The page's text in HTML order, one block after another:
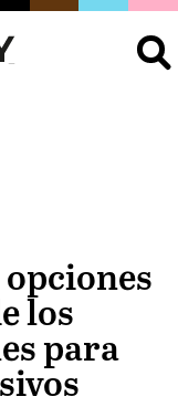
los
para